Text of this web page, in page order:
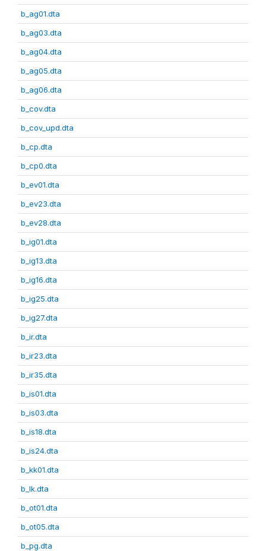
b_ag01.dta
b_ag03.dta
b_ag04.dta
b_ag05.dta
b_ag06.dta
b_cov.dta
b_cov_upd.dta
b_cp.dta
b_cp0.dta
b_ev01.dta
b_ev23.dta
b_ev28.dta
b_ig01.dta
b_ig13.dta
b_ig16.dta
b_ig25.dta
b_ig27.dta
b_ir.dta
b_ir23.dta
b_ir35.dta
b_is01.dta
b_is03.dta
b_is18.dta
b_is24.dta
b_kk01.dta
b_lk.dta
b_ot01.dta
b_ot05.dta
b_pg.dta